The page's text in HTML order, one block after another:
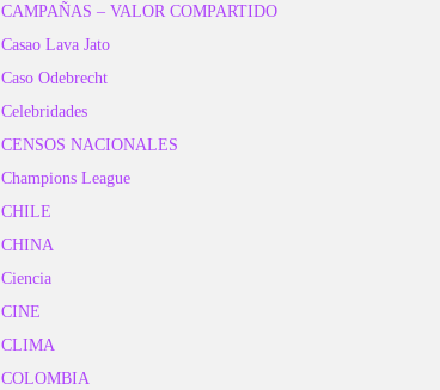
CAMPAÑAS – VALOR COMPARTIDO
Casao Lava Jato
Caso Odebrecht
Celebridades
CENSOS NACIONALES
Champions League
CHILE
CHINA
Ciencia
CINE
CLIMA
COLOMBIA